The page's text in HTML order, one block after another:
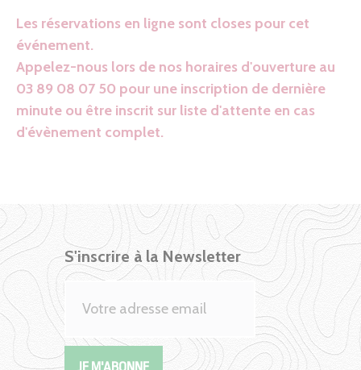
Les réservations en ligne sont closes pour cet
événement.
Appelez-nous lors de nos horaires d'ouverture au
03 89 08 07 50 pour une inscription de dernière
minute ou être inscrit sur liste d'attente en cas
d'évènement complet.
S'inscrire à la Newsletter